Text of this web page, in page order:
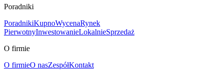
Poradniki
PoradnikiKupnoWycenaRynek
PierwotnyInwestowanieLokalnieSprzedaż
O firmie
O firmieO nasZespółKontakt